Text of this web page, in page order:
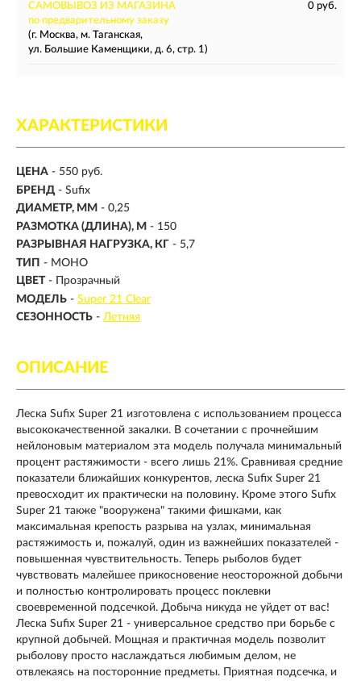
САМОВЫВОЗ ИЗ МАГАЗИНА
0 руб.
по предварительному заказу
(г. Москва, м. Таганская,
ул. Большие Каменщики, д. 6, стр. 1)
ХАРАКТЕРИСТИКИ
ЦЕНА - 550 руб.
БРЕНД - Sufix
ДИАМЕТР, ММ - 0,25
РАЗМОТКА (ДЛИНА), М - 150
РАЗРЫВНАЯ НАГРУЗКА, КГ - 5,7
ТИП - МОНО
ЦВЕТ - Прозрачный
МОДЕЛЬ - Super 21 Clear
СЕЗОННОСТЬ - Летняя
ОПИСАНИЕ
Леска Sufix Super 21 изготовлена с использованием процесса
высококачественной закалки. В сочетании с прочнейшим
нейлоновым материалом эта модель получала минимальный
процент растяжимости - всего лишь 21%. Сравнивая средние
показатели ближайших конкурентов, леска Sufix Super 21
превосходит их практически на половину. Кроме этого Sufix
Super 21 также "вооружена" такими фишками, как
максимальная крепость разрыва на узлах, минимальная
растяжимость и, пожалуй, один из важнейших показателей -
повышенная чувствительность. Теперь рыболов будет
чувствовать малейшее прикосновение неосторожной добычи
и полностью контролировать процесс поклевки
своевременной подсечкой. Добыча никуда не уйдет от вас!
Леска Sufix Super 21 - универсальное средство при борьбе с
крупной добычей. Мощная и практичная модель позволит
рыболову просто наслаждаться любимым делом, не
отвлекаясь на посторонние предметы. Приятная подсечка, и